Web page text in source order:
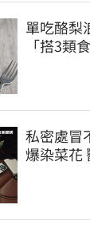
單吃酪梨
「搭3類
私密處冒
爆染菜花